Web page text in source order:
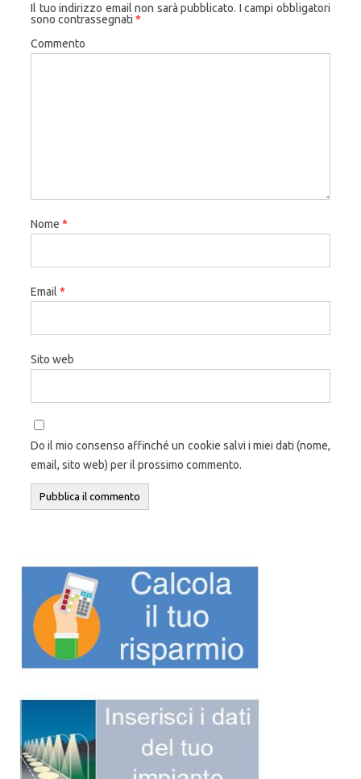
Il tuo indirizzo email non sarà pubblicato. I campi obbligatori
sono contrassegnati *
Commento
Nome *
Email *
Sito web
Do il mio consenso affinché un cookie salvi i miei dati (nome,
email, sito web) per il prossimo commento.